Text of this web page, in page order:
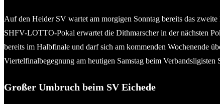
Auf den Heider SV wartet am morgigen Sonntag bereits das
SHFV-LOTTO-Pokal erwartet die Dithmarscher in der nächsten
bereits im Halbfinale und darf sich am kommenden Wochenende
Viertelfinalbegegnung am heutigen Samstag beim
Großer Umbruch beim SV Eichede